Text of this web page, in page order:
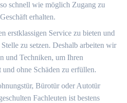
schnell wie möglich Zugang zu
erhalten.​
erstklassigen Service zu bieten und
zu setzen. Deshalb arbeiten wir
und Techniken, um Ihren
ohne Schäden zu erfüllen.​
Bürotür oder Autotür
Fachleuten ist bestens